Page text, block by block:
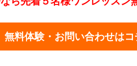
無料体験・お問い合わせはコ